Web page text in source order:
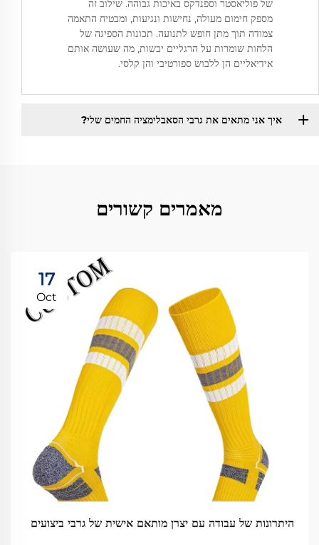
של פוליאסטר וספנדקס באיכות גבוהה. שילוב זה
מספק חימום מעולה, נחישות ונגיעות, ומבטיח התאמה
צמודה תוך מתן חופש לתנועה. תכונות הספיגה של
הלחות שומרות על הרגליים יבשות, מה שעושה אותם
אידיאליים הן ללבוש ספורטיבי והן קלסי.
איך אני מתאים את גרבי הסאבלימציה החמים שלי?
מאמרים קשורים
17
Oct
היתרונות של עבודה עם יצרן מותאם אישית של גרבי ביצועים